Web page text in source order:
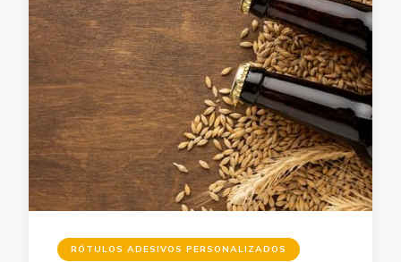
RÓTULOS ADESIVOS PERSONALIZADOS